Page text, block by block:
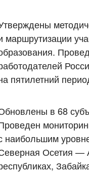
маршрутизации
пятилетний
в 68
наибольшим
Осетия —